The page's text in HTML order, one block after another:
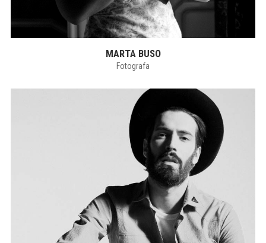
MARTA BUSO
Fotografa